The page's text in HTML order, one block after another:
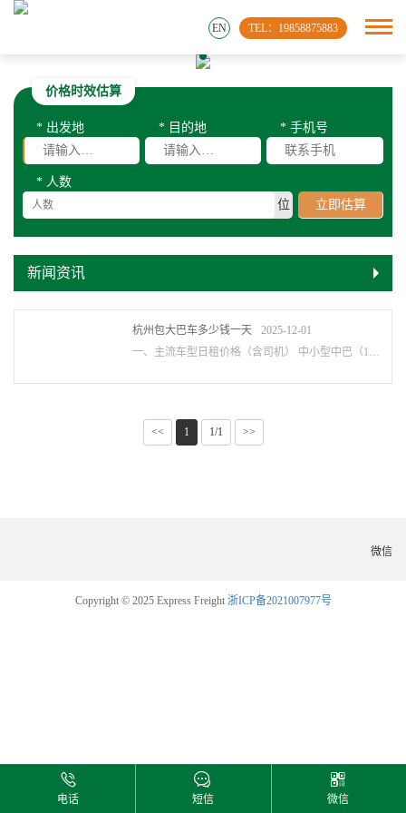
TEL：19858875883
EN
价格时效估算
* 出发地 * 目的地 * 手机号
* 人数
位
立即估算
新闻资讯
杭州包大巴车多少钱一天
2025-12-01
一、主流车型日租价格（含司机） ‌中小型中巴（19-28座）‌ ‌基础价区间‌：800-150···
<< 1 1/1 >>
微信
Copyright © 2025 Express Freight 浙ICP备2021007977号
电话 短信 微信